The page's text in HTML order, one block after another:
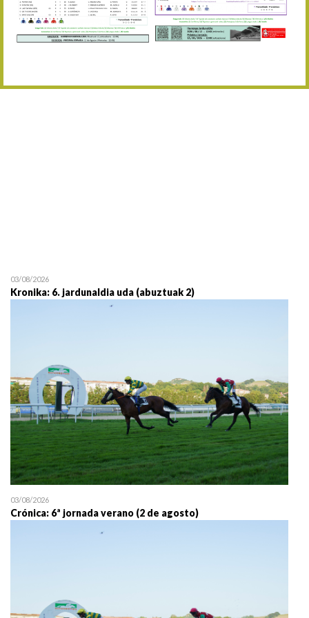
Abuztaren 12a / 12 de
15/08 17:05 Abuztuaren 15a / 15 de
30/08 17:30 Abuztuaren 30a / 30 de
19/07 11:30
03/08/2026
Kronika: 6. jardunaldia uda (abuztuak 2)
03/08/2026
Crónica: 6ª jornada verano (2 de agosto)